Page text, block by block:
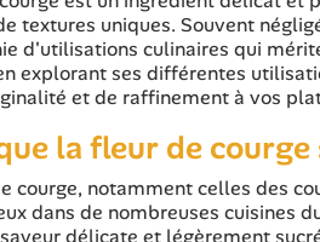
textures uniques. Souvent
d'utilisations culinaires qui
explorant ses différentes
et de raffinement à vos
la fleur de courge
courge, notamment celles des
dans de nombreuses cuisines
délicate et légèrement